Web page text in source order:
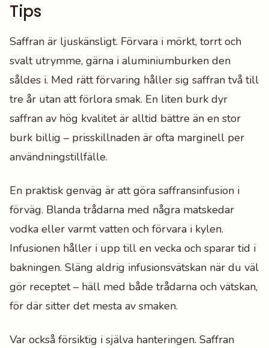
Tips
Saffran är ljuskänsligt. Förvara i mörkt, torrt och
svalt utrymme, gärna i aluminiumburken den
såldes i. Med rätt förvaring håller sig saffran två till
tre år utan att förlora smak. En liten burk dyr
saffran av hög kvalitet är alltid bättre än en stor
burk billig – prisskillnaden är ofta marginell per
användningstillfälle.
En praktisk genväg är att göra saffransinfusion i
förväg. Blanda trådarna med några matskedar
vodka eller varmt vatten och förvara i kylen.
Infusionen håller i upp till en vecka och sparar tid i
bakningen. Släng aldrig infusionsvätskan när du väl
gör receptet – häll med både trådarna och vätskan,
för där sitter det mesta av smaken.
Var också försiktig i själva hanteringen. Saffran